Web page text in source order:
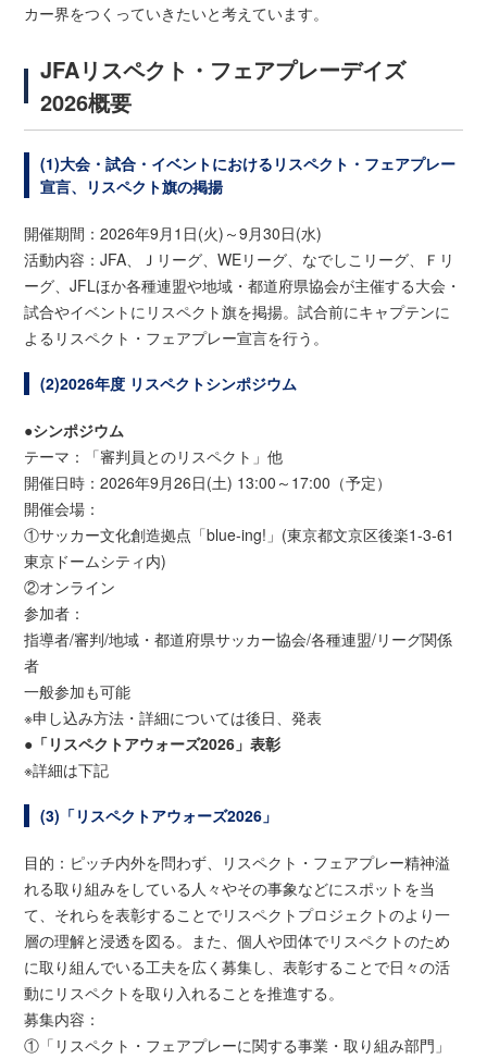
カー界をつくっていきたいと考えています。
JFAリスペクト・フェアプレーデイズ
2026概要
(1)大会・試合・イベントにおけるリスペクト・フェアプレー
宣言、リスペクト旗の掲揚
開催期間：2026年9月1日(火)～9月30日(水)
活動内容：JFA、Ｊリーグ、WEリーグ、なでしこリーグ、Ｆリ
ーグ、JFLほか各種連盟や地域・都道府県協会が主催する大会・
試合やイベントにリスペクト旗を掲揚。試合前にキャプテンに
よるリスペクト・フェアプレー宣言を行う。
(2)2026年度 リスペクトシンポジウム
●シンポジウム
テーマ：「審判員とのリスペクト」他
開催日時：2026年9月26日(土) 13:00～17:00（予定）
開催会場：
①サッカー文化創造拠点「blue-ing!」(東京都文京区後楽1-3-61
東京ドームシティ内)
②オンライン
参加者：
指導者/審判/地域・都道府県サッカー協会/各種連盟/リーグ関係
者
一般参加も可能
※申し込み方法・詳細については後日、発表
●「リスペクトアウォーズ2026」表彰
※詳細は下記
(3)「リスペクトアウォーズ2026」
目的：ピッチ内外を問わず、リスペクト・フェアプレー精神溢
れる取り組みをしている人々やその事象などにスポットを当
て、それらを表彰することでリスペクトプロジェクトのより一
層の理解と浸透を図る。また、個人や団体でリスペクトのため
に取り組んでいる工夫を広く募集し、表彰することで日々の活
動にリスペクトを取り入れることを推進する。
募集内容：
①「リスペクト・フェアプレーに関する事業・取り組み部門」